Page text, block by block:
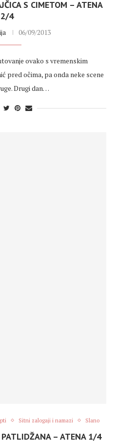
S CIMETOM – ATENA
2/4
06/09/2013
ovako s vremenskim
pred očima, pa onda neke scene
Drugi dan…
Sitni zalogaji i namazi Slano
– ATENA 1/4